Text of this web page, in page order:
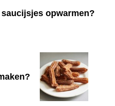
saucijsjes opwarmen?